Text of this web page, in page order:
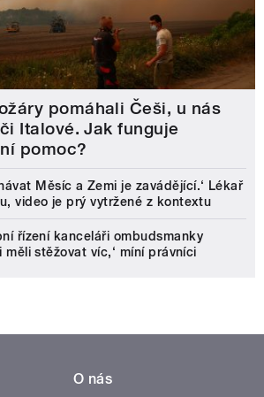
pomáhali Češi, u nás
Italové. Jak funguje
pomoc?
Měsíc a Zemi je zavádějící.‘ Lékař
video je prý vytržené z kontextu
řízení kanceláři ombudsmanky
měli stěžovat víc,‘ míní právníci
O nás